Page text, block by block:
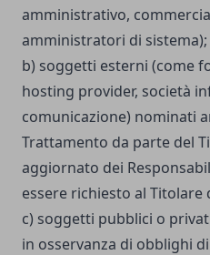
amministrativo,
amministratori di sistema);
b) soggetti esterni (come
hosting provider, società
comunicazione) nominati
Trattamento da parte del
aggiornato dei
essere richiesto al Titolare
c) soggetti pubblici o
in osservanza di obblighi